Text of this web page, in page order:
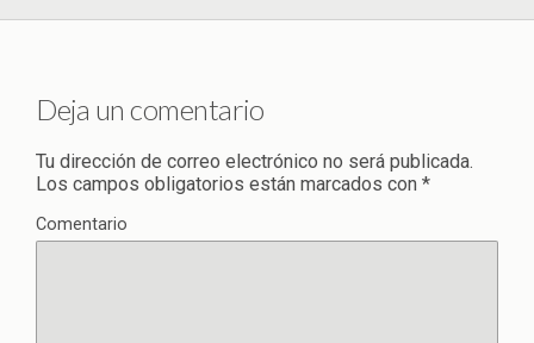
Deja un comentario
Tu dirección de correo electrónico no será publicada.
Los campos obligatorios están marcados con *
Comentario